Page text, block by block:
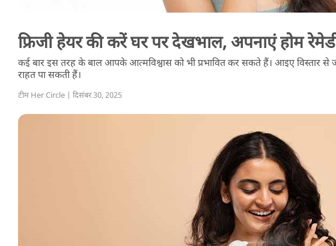
फ्रिजी हेयर की करें घर पर देखभाल, अपनाएं होम
कई बार इस तरह के बाल आपके आत्मविश्वास को भी प्रभावित कर सकते हैं। आइए विस्तार
राहत पा सकती हैं।
टीम Her Circle | दिसंबर 30, 2025